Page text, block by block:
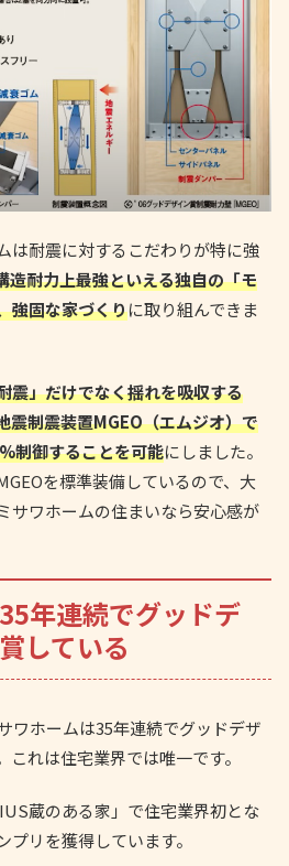
は耐震に対するこだわりが特に強
造耐力上最強といえる独自の「モ
強固な家づくりに取り組んできま
震」だけでなく揺れを吸収する
震制震装置MGEO（エムジオ）で
制御することを可能にしました。
を標準装備しているので、大
サワホームの住まいなら安心感が
年連続でグッドデ
している
ワホームは35年連続でグッドデザ
れは住宅業界では唯一です。
蔵のある家」で住宅業界初とな
リを獲得しています。